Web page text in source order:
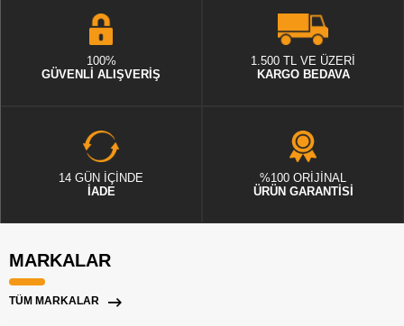
100%
GÜVENLİ ALIŞVERİŞ
1.500 TL VE ÜZERİ
KARGO BEDAVA
14 GÜN İÇİNDE
İADE
%100 ORİJİNAL
ÜRÜN GARANTİSİ
MARKALAR
TÜM MARKALAR